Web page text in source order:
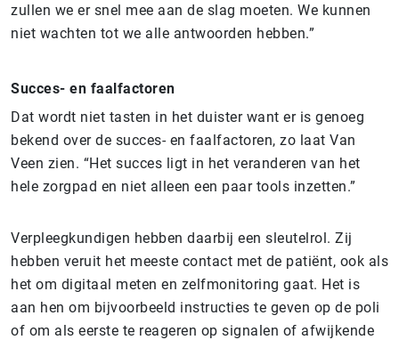
zullen we er snel mee aan de slag moeten. We kunnen
niet wachten tot we alle antwoorden hebben.”
Succes- en faalfactoren
Dat wordt niet tasten in het duister want er is genoeg
bekend over de succes- en faalfactoren, zo laat Van
Veen zien. “Het succes ligt in het veranderen van het
hele zorgpad en niet alleen een paar tools inzetten.”
Verpleegkundigen hebben daarbij een sleutelrol. Zij
hebben veruit het meeste contact met de patiënt, ook als
het om digitaal meten en zelfmonitoring gaat. Het is
aan hen om bijvoorbeeld instructies te geven op de poli
of om als eerste te reageren op signalen of afwijkende